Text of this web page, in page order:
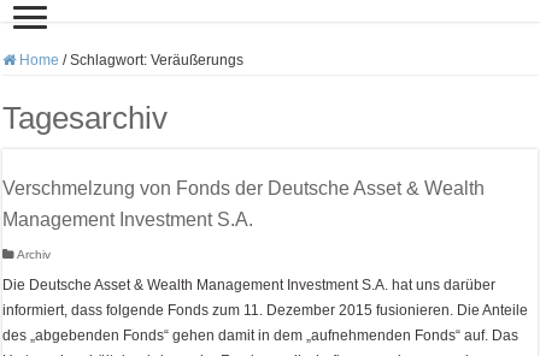
Home / Schlagwort:Veräußerungs
Tagesarchiv
Verschmelzung von Fonds der Deutsche Asset & Wealth
Management Investment S.A.
Archiv
Die Deutsche Asset & Wealth Management Investment S.A. hat uns darüber
informiert, dass folgende Fonds zum 11. Dezember 2015 fusionieren. Die Anteile
des „abgebenden Fonds“ gehen damit in dem „aufnehmenden Fonds“ auf. Das